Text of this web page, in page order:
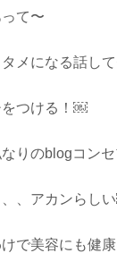
て〜
メになる話し
をつける！￼
りのblogコンセ
、、アカンらし
で美容にも健